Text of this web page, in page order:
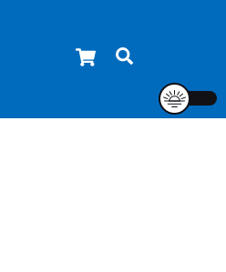
Cart